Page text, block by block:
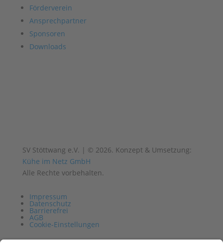
Förderverein
Ansprechpartner
Sponsoren
Downloads
SV Stöttwang e.V. | © 2026. Konzept & Umsetzung:
Kühe im Netz GmbH
Alle Rechte vorbehalten.
Impressum
Datenschutz
Barrierefrei
AGB
Cookie-Einstellungen